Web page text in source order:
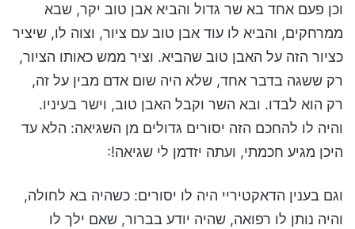
וכן פעם אחד בא שר גדול והביא אבן טוב יקר, שבא
ממרחקים, והביא לו עוד אבן טוב עם ציור, וצוה לו, שיציר
כציור הזה על האבן טוב שהביא. וציר ממש כאותו הציור,
רק ששגה בדבר אחד, שלא היה שום אדם מבין על זה,
רק הוא לבדו. ובא השר וקבל האבן טוב, וישר בעיניו.
והיה לו להחכם הזה יסורים גדולים מן השגיאה: הלא עד
היכן מגיע חכמתי, ועתה יזדמן לי שגיאה!:
וגם בענין הדאקטיריי היה לו יסורים: כשהיה בא לחולה,
והיה נותן לו רפואה, שהיה יודע בברור, שאם ילך לו